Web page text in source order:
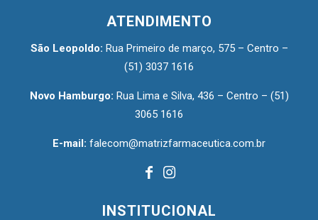
ATENDIMENTO
São Leopoldo: Rua Primeiro de março, 575 – Centro –
(51) 3037 1616
Novo Hamburgo: Rua Lima e Silva, 436 – Centro – (51)
3065 1616
E-mail: falecom@matrizfarmaceutica.com.br
INSTITUCIONAL